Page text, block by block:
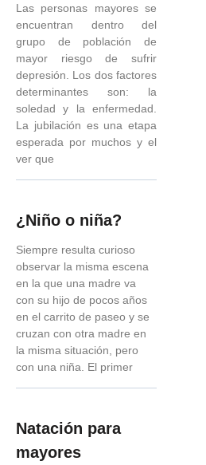
Las personas mayores se
encuentran dentro del
grupo de población de
mayor riesgo de sufrir
depresión. Los dos factores
determinantes son: la
soledad y la enfermedad.
La jubilación es una etapa
esperada por muchos y el
ver que
¿Niño o niña?
Siempre resulta curioso
observar la misma escena
en la que una madre va
con su hijo de pocos años
en el carrito de paseo y se
cruzan con otra madre en
la misma situación, pero
con una niña. El primer
Natación para
mayores